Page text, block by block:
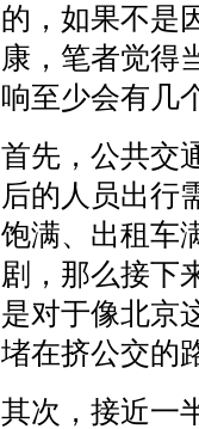
的，如果不是
康，笔者觉得
响至少会有几
首先，公共交
后的人员出行
饱满、出租车
剧，那么接下
是对于像北京
堵在挤公交的
其次，接近一